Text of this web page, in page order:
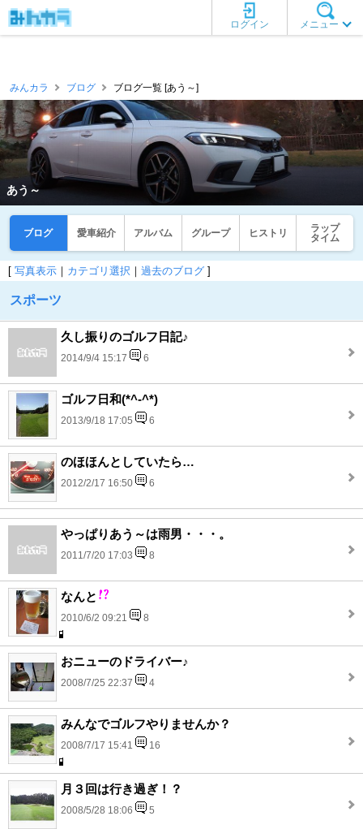
メニュー
ログイン
みんカラ ブログ ブログ一覧 [あう～]
あう～
ブログ 愛車紹介 アルバム グループ ヒストリ
ラップ
タイム
[ 写真表示 ｜ カテゴリ選択 ｜ 過去のブログ ]
スポーツ
久し振りのゴルフ日記♪
2014/9/4 15:17 6
ゴルフ日和(*^-^*)
2013/9/18 17:05 6
のほほんとしていたら…
2012/2/17 16:50 6
やっぱりあう～は雨男・・・。
2011/7/20 17:03 8
なんと
2010/6/2 09:21 8
おニューのドライバー♪
2008/7/25 22:37 4
みんなでゴルフやりませんか？
2008/7/17 15:41 16
月３回は行き過ぎ！？
2008/5/28 18:06 5